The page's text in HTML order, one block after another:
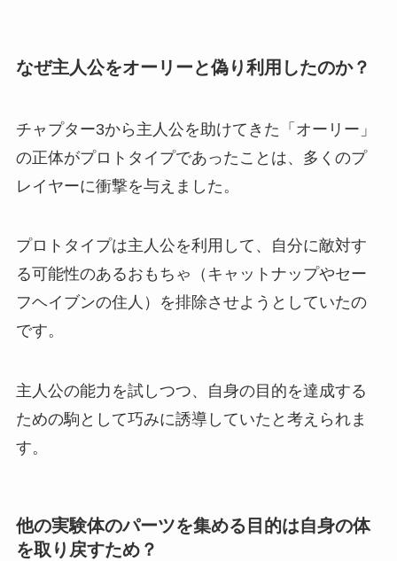
なぜ主人公をオーリーと偽り利用したのか？
チャプター3から主人公を助けてきた「オーリー」
の正体がプロトタイプであったことは、多くのプ
レイヤーに衝撃を与えました。
プロトタイプは主人公を利用して、自分に敵対す
る可能性のあるおもちゃ（キャットナップやセー
フヘイブンの住人）を排除させようとしていたの
です。
主人公の能力を試しつつ、自身の目的を達成する
ための駒として巧みに誘導していたと考えられま
す。
他の実験体のパーツを集める目的は自身の体
を取り戻すため？